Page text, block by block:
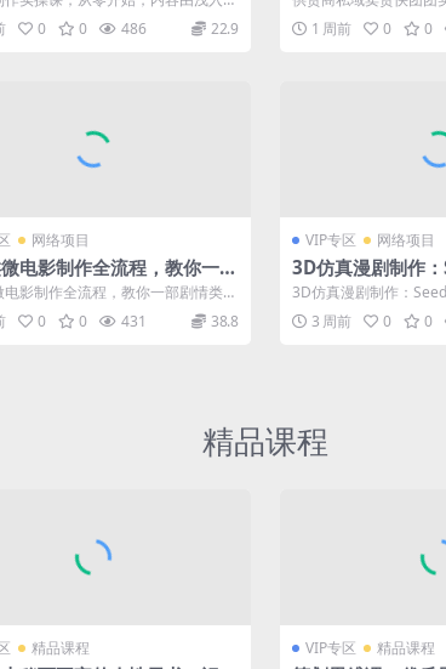
细致 课程介绍 本课程从零开始，...
0 0 486 22.9
商快速入局快团团 课程
1 周前 0 0
网络项目
电影制作全流程，教你一部
电影从沟通，策划到拍摄制
的解决方案
电影制作全流程，教你一部剧情类微
通，策划到拍摄制作全流程的解决
0 0 431 38.8
VIP专区 网络项目
3D仿真漫剧制作
流程实战，带你从
漫剧创作
3D仿真漫剧制作：
战，带你从0到1完成高
3 周前 0 0
精品课程
精品课程 VIP专区 精品课程